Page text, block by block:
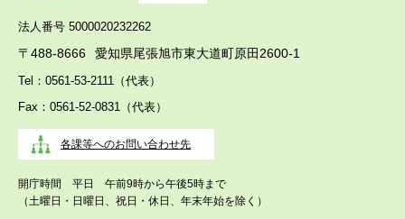
法人番号 5000020232262
〒488-8666 愛知県尾張旭市東大道町原田2600-1
Tel：0561-53-2111（代表）
Fax：0561-52-0831（代表）
各課等へのお問い合わせ先
開庁時間 平日 午前9時から午後5時まで
（土曜日・日曜日、祝日・休日、年末年始を除く）